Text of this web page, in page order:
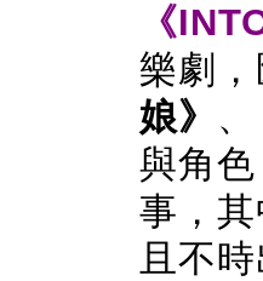
《
樂劇
娘》 、
與角
事，
且不